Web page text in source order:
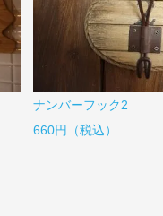
ナンバーフック2
660円（税込）